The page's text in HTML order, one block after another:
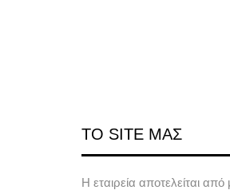
ΤΟ SITE ΜΑΣ
Η εταιρεία αποτελείται